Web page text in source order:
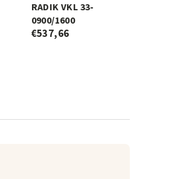
RADIK VKL 33-
0900/1600
€537,66